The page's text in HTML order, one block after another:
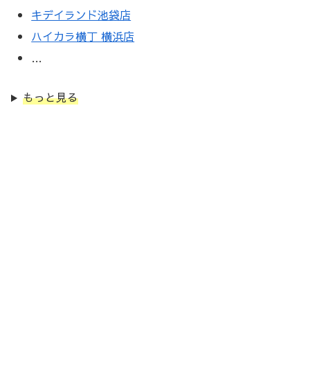
キデイランド池袋店
ハイカラ横丁 横浜店
…
もっと見る